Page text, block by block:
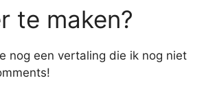
te maken?
nog een vertaling die ik nog niet